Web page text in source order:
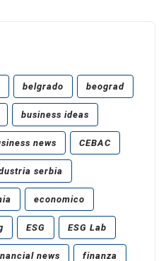
belgrado beograd
business ideas
news CEBAC
serbia
economico
ESG ESG Lab
news finanza